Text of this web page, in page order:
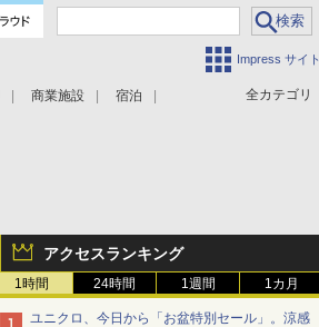
Impress サイト
全カテゴリ
商業施設 宿泊
アクセスランキング
1時間 24時間 1週間 1カ月
ユニクロ、今日から「お盆特別セール」。涼感